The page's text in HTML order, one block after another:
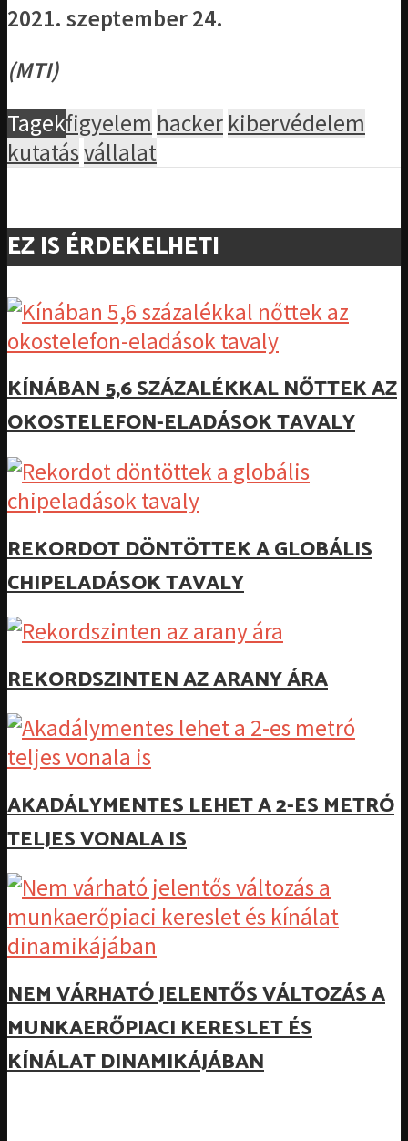
2021. szeptember 24.
(MTI)
Tagekfigyelem hacker kibervédelem
kutatásvállalat
EZ IS ÉRDEKELHETI
KÍNÁBAN 5,6 SZÁZALÉKKAL NŐTTEK AZ
OKOSTELEFON-ELADÁSOK TAVALY
REKORDOT DÖNTÖTTEK A GLOBÁLIS
CHIPELADÁSOK TAVALY
REKORDSZINTEN AZ ARANY ÁRA
AKADÁLYMENTES LEHET A 2-ES METRÓ
TELJES VONALA IS
NEM VÁRHATÓ JELENTŐS VÁLTOZÁS A
MUNKAERŐPIACI KERESLET ÉS
KÍNÁLAT DINAMIKÁJÁBAN